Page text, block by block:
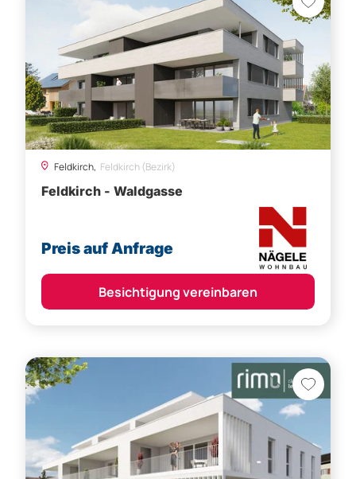
Feldkirch, Feldkirch (Bezirk)
Feldkirch - Waldgasse
Preis auf Anfrage
Besichtigung vereinbaren